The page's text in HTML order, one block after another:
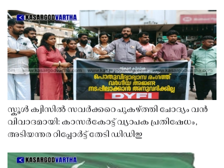
സ്കൂൾ ക്വിസിൽ സവർക്കറെ പുകഴ്ത്തി ചോദ്യം വൻ
വിവാദമായി: കാസർകോട്ട് വ്യാപക പ്രതിഷേധം,
അടിയന്തര റിപ്പോർട്ട് തേടി ഡിഡിഇ